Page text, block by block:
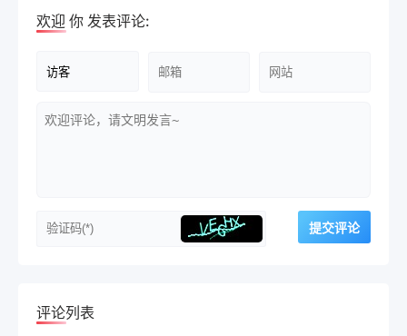
欢迎 你 发表评论:
评论列表